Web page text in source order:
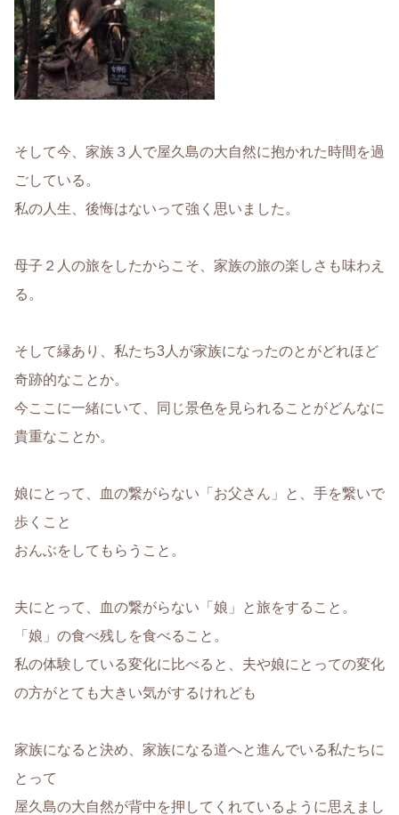
そして今、家族３人で屋久島の大自然に抱かれた時間を過
ごしている。
私の人生、後悔はないって強く思いました。
母子２人の旅をしたからこそ、家族の旅の楽しさも味わえ
る。
そして縁あり、私たち3人が家族になったのとがどれほど
奇跡的なことか。
今ここに一緒にいて、同じ景色を見られることがどんなに
貴重なことか。
娘にとって、血の繋がらない「お父さん」と、手を繋いで
歩くこと
おんぶをしてもらうこと。
夫にとって、血の繋がらない「娘」と旅をすること。
「娘」の食べ残しを食べること。
私の体験している変化に比べると、夫や娘にとっての変化
の方がとても大きい気がするけれども
家族になると決め、家族になる道へと進んでいる私たちに
とって
屋久島の大自然が背中を押してくれているように思えまし